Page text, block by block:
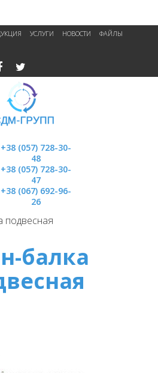
УСЛУГИ НОВОСТИ
ФАЙЛЫ
+38 (057) 728-30-
48
+38 (057) 728-30-
47
+38 (067) 692-96-
26
подвесная
балка